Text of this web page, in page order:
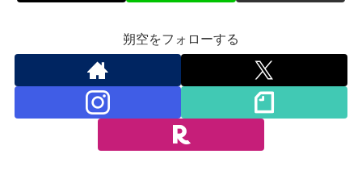
朔空をフォローする